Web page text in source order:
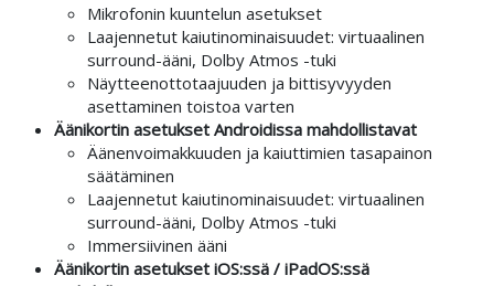
Mikrofonin kuuntelun asetukset
Laajennetut kaiutinominaisuudet: virtuaalinen
surround-ääni, Dolby Atmos -tuki
Näytteenottotaajuuden ja bittisyvyyden
asettaminen toistoa varten
Äänikortin asetukset Androidissa mahdollistavat
Äänenvoimakkuuden ja kaiuttimien tasapainon
säätäminen
Laajennetut kaiutinominaisuudet: virtuaalinen
surround-ääni, Dolby Atmos -tuki
Immersiivinen ääni
Äänikortin asetukset iOS:ssä / iPadOS:ssä